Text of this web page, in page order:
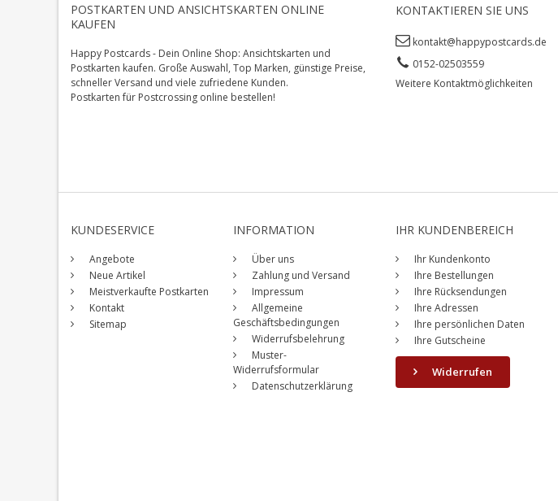
POSTKARTEN UND ANSICHTSKARTEN ONLINE
KAUFEN
Happy Postcards - Dein Online Shop: Ansichtskarten und
Postkarten kaufen. Große Auswahl, Top Marken, günstige Preise,
schneller Versand und viele zufriedene Kunden.
Postkarten für Postcrossing online bestellen!
KONTAKTIEREN SIE UNS
kontakt@happypostcards.de
0152-02503559
Weitere Kontaktmöglichkeiten
KUNDESERVICE
Angebote
Neue Artikel
Meistverkaufte Postkarten
Kontakt
Sitemap
INFORMATION
Über uns
Zahlung und Versand
Impressum
Allgemeine
Geschäftsbedingungen
Widerrufsbelehrung
Muster-
Widerrufsformular
Datenschutzerklärung
IHR KUNDENBEREICH
Ihr Kundenkonto
Ihre Bestellungen
Ihre Rücksendungen
Ihre Adressen
Ihre persönlichen Daten
Ihre Gutscheine
Widerrufen